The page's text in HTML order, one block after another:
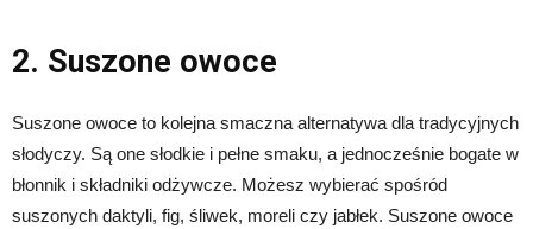
2. Suszone owoce
Suszone owoce to kolejna smaczna alternatywa dla tradycyjnych
słodyczy. Są one słodkie i pełne smaku, a jednocześnie bogate w
błonnik i składniki odżywcze. Możesz wybierać spośród
suszonych daktyli, fig, śliwek, moreli czy jabłek. Suszone owoce